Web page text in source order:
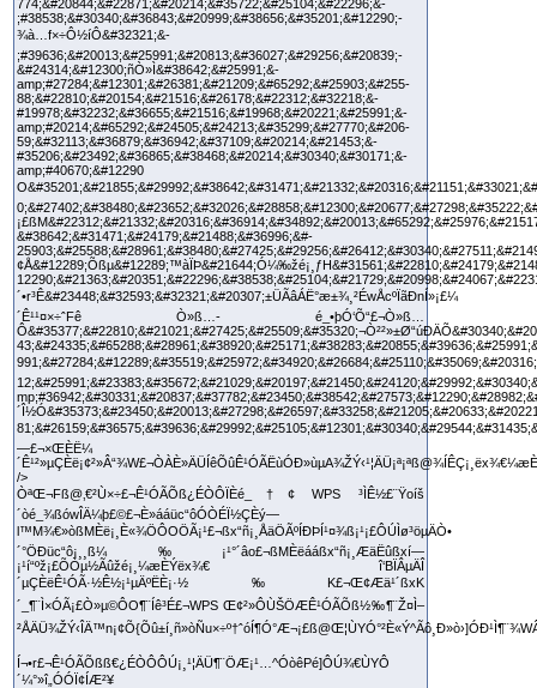
ÒªŒ¬Fß@‚€²Ù×÷£¬Ê¹ÓÃÕß¿ÉÒÔÏÈé_†¢ WPS ³ÌÊ½£¨Ÿoíš
´òé_¾ßówÎÄ¼þ£©£¬È»ááüc“ôÓÒÉÏ½ÇÈý—
l™M¾€»òßMÈë¡¸È«¾ÖÔOÖÃ¡¹£¬ßx“ñ¡¸ÅäÖÃºÍÐÞÍ¹¤¾ß¡¹¡£ÔÚÌø³öµÄÒ•
´°ÖÐüc“ô¡¸¸ß¼‰¡¹°´âo£¬ßMÈëááßx“ñ¡¸ÆäËûßxí—
¡¹í“ºž¡£ÕÒµ½Ãûžé¡¸¼æÈÝëx¾€ î‘BÏÂµÄÎ
´µÇÈëÊ¹ÓÃ·½Ê½¡¹µÄºËÈ¡·½‰K£¬Œ¢Æä¹´ßxK
´_¶¨Ì×ÓÃ¡£Ò»µ©ÔO¶¨Íê³É£¬WPS Œ¢²»ÔÙŠÖÆÊ¹ÓÃÕß½‰¶¨Ž¤Ì–
Í¬•r£¬Ê¹ÓÃÕßß€¿ÉÒÔÔÚ¡¸¹¦ÄÜ¶¨ÖÆ¡¹…^ÓòêPé]ÔÚ¾€ÙYÔ
´¼°»î„ÓÓÏ¢ÍÆ²¥